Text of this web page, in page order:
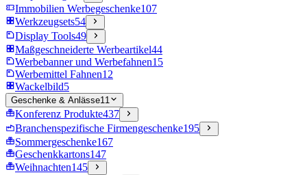
Immobilien Werbegeschenke107
Werkzeugsets54
Display Tools49
Maßgeschneiderte Werbeartikel44
Werbebanner und Werbefahnen15
Werbemittel Fahnen12
Wackelbild5
Geschenke & Anlässe11
Konferenz Produkte437
Branchenspezifische Firmengeschenke195
Sommergeschenke167
Geschenkkartons147
Weihnachten145